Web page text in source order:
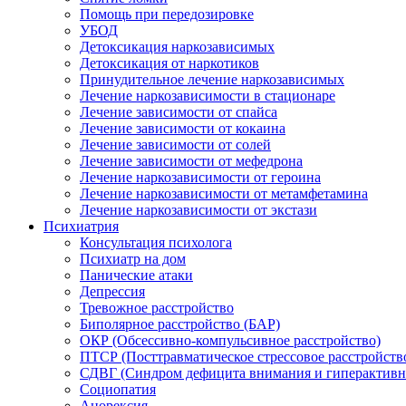
Помощь при передозировке
УБОД
Детоксикация наркозависимых
Детоксикация от наркотиков
Принудительное лечение наркозависимых
Лечение наркозависимости в стационаре
Лечение зависимости от спайса
Лечение зависимости от кокаина
Лечение зависимости от солей
Лечение зависимости от мефедрона
Лечение наркозависимости от героина
Лечение наркозависимости от метамфетамина
Лечение наркозависимости от экстази
Психиатрия
Консультация психолога
Психиатр на дом
Панические атаки
Депрессия
Тревожное расстройство
Биполярное расстройство (БАР)
ОКР (Обсессивно-компульсивное расстройство)
ПТСР (Посттравматическое стрессовое
СДВГ (Синдром дефицита внимания и
Социопатия